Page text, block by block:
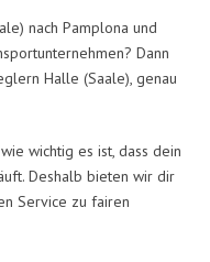
nach Pamplona und
Dann
Halle (Saale), genau
wichtig es ist, dass dein
Deshalb bieten wir dir
Service zu fairen